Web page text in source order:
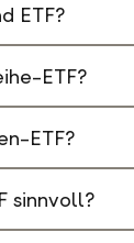
ETF?
ETF?
ETF?
sinnvoll?